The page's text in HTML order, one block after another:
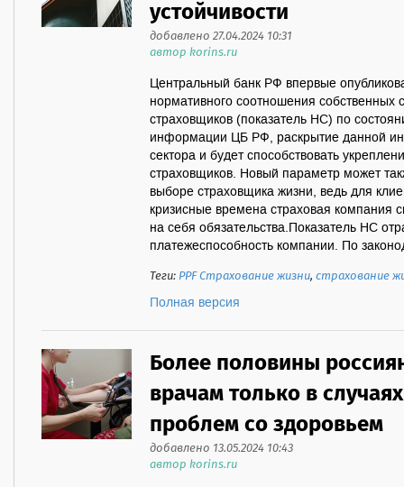
устойчивости
добавлено 27.04.2024 10:31
автор korins.ru
Центральный банк РФ впервые
нормативного соотношения собственных
страховщиков (показатель НС) по
информации ЦБ РФ, раскрытие данной
сектора и будет способствовать
страховщиков. Новый параметр может
выборе страховщика жизни, ведь для
кризисные времена страховая компания
на себя обязательства.Показатель НС
платежеспособность компании. По
Теги:PPF Страхование жизни,страхование
Полная версия
Более половины
врачам только в
проблем со здоровьем
добавлено 13.05.2024 10:43
автор korins.ru